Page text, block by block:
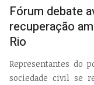
Fórum debate
recuperação
Rio
Representantes do
sociedade civil se